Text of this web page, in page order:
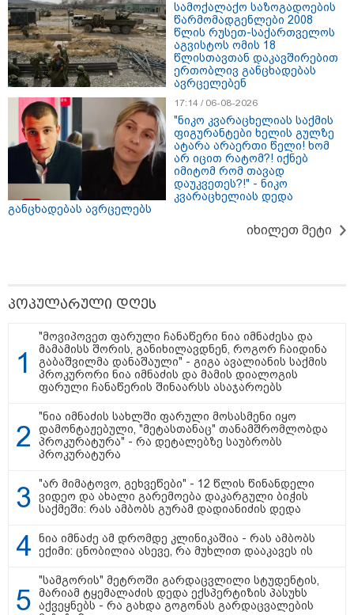
13:27 / 07-08-2026
"სტუმართმოყვარე ხალხი ვართ - რუსს, ყაზახს,
უკრაინელს, შვეიცარიელს, იტალიელს, ამერიკელს,
შეუძლია ჩამოვიდეს, დახარჯოს ფული... არავინ
შეზღუდული არაა" - კალაძე
17:24 / 07-08-2026
"მარტო როცა ვარ, ხშირად
ველაპარაკები, ვიცი, რომ
მისმენს, ვფიქრობ, თავზე
ხომ არ ვაჩვენებ ცრემლებს" -
გიგა სექსუალურად ავიწროებდა
გოგონა, 10 000 ლარს
ოფიციალურად, სახალხოდ
გადავცემ" - გიგა ავალიანის
დედა განცხადებას ავრცელებს
"აშშ კვლავაც ღრმად
შეშფოთებულია რუსეთის მიერ
საქართველოს ტერიტორიის
განგრძობადი ოკუპაციით" -
17:12 / 07-08-2026
უმკურნალოთ თანკბილვის
დარღვევებს დროულად?
სამოქალაქო საზოგადოების
წარმომადგენლები 2008
წლის რუსეთ-საქართველოს
აგვისტოს ომის 18
წლისთავთან დაკავშირებით
ერთობლივ განცხადებას
ავრცელებენ
17:14 / 06-08-2026
"ნიკო კვარაცხელიას საქმის
ფიგურანტები ხელის გულზე
ატარა არაერთი წელი! ხომ
არ იცით რატომ?! იქნებ
იმიტომ რომ თავად
დაუკვეთეს?!" - ნიკო
კვარაცხელიას დედა
განცხადებას ავრცელებს
იხილეთ მეტი
პოპულარული დღეს
"მოვიპოვეთ ფარული ჩანაწერი ნია იმნაძესა და
მამამისს შორის, განიხილავდნენ, როგორ ჩაიდინა
გაბაშვილმა დანაშაული" - გიგა ავალიანის საქმის
პროკურორი ნია იმნაძის და მამის დიალოგის
ფარული ჩანაწერის შინაარსს ასაჯაროებს
"ნია იმნაძის სახლში ფარული მოსასმენი იყო
დამონტაჟებული, "მეტასთანაც" თანამშრომლობდა
პროკურატურა" - რა დეტალებზე საუბრობს
პროკურატურა
"არ მიმატოვო, გეხვეწები" - 12 წლის წინანდელი
ვიდეო და ახალი გარემოება დაკარგული ბიჭის
საქმეში: რას ამბობს გურამ დადიანიძის დედა
ნია იმნაძე ამ დრომდე კლინიკაშია - რას ამბობს
ექიმი: ცნობილია ასევე, რა მუხლით დააკავეს ის
"სამგორის" მეტროში გარდაცვლილი სტუდენტის,
მარიამ ტყემალაძის დედა ექსპერტიზის პასუხს
აქვეყნებს - რა გახდა გოგონას გარდაცვალების